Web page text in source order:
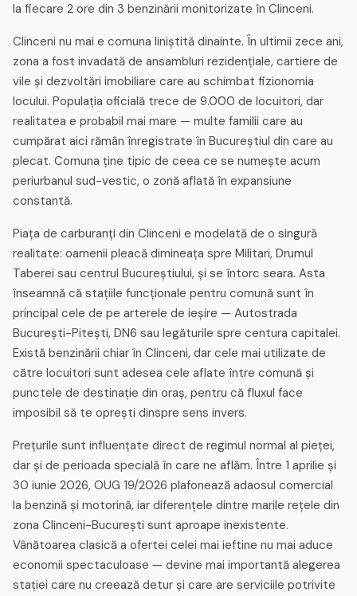
la fiecare 2 ore din 3 benzinării monitorizate în Clinceni.
Clinceni nu mai e comuna liniștită dinainte. În ultimii zece ani,
zona a fost invadată de ansambluri rezidențiale, cartiere de
vile și dezvoltări imobiliare care au schimbat fizionomia
locului. Populația oficială trece de 9.000 de locuitori, dar
realitatea e probabil mai mare — multe familii care au
cumpărat aici rămân înregistrate în Bucureștiul din care au
plecat. Comuna ține tipic de ceea ce se numește acum
periurbanul sud-vestic, o zonă aflată în expansiune
constantă.
Piața de carburanți din Clinceni e modelată de o singură
realitate: oamenii pleacă dimineața spre Militari, Drumul
Taberei sau centrul Bucureștiului, și se întorc seara. Asta
înseamnă că stațiile funcționale pentru comună sunt în
principal cele de pe arterele de ieșire — Autostrada
București-Pitești, DN6 sau legăturile spre centura capitalei.
Există benzinării chiar în Clinceni, dar cele mai utilizate de
către locuitori sunt adesea cele aflate între comună și
punctele de destinație din oraș, pentru că fluxul face
imposibil să te oprești dinspre sens invers.
Prețurile sunt influențate direct de regimul normal al pieței,
dar și de perioada specială în care ne aflăm. Între 1 aprilie și
30 iunie 2026, OUG 19/2026 plafonează adaosul comercial
la benzină și motorină, iar diferențele dintre marile rețele din
zona Clinceni-București sunt aproape inexistente.
Vânătoarea clasică a ofertei celei mai ieftine nu mai aduce
economii spectaculoase — devine mai importantă alegerea
stației care nu creează detur și care are serviciile potrivite